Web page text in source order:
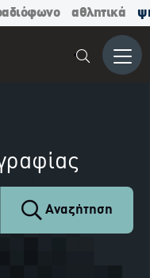
αθλητικά
Μενού
Αναζήτηση